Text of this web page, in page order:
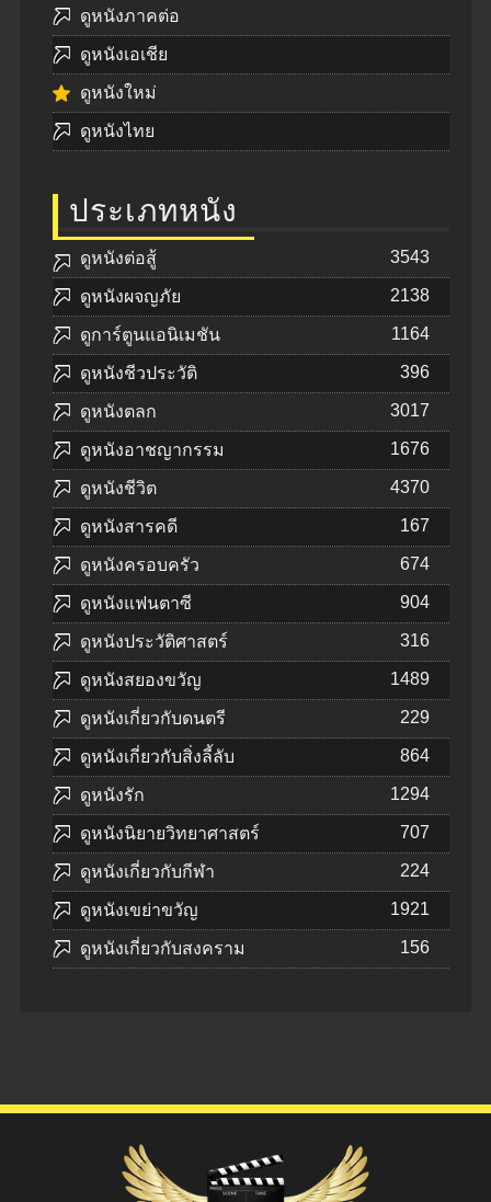
ดูหนังภาคต่อ
ดูหนังเอเชีย
ดูหนังใหม่
ดูหนังไทย
ประเภทหนัง
ดูหนังต่อสู้ 3543
ดูหนังผจญภัย 2138
ดูการ์ตูนแอนิเมชัน 1164
ดูหนังชีวประวัติ 396
ดูหนังตลก 3017
ดูหนังอาชญากรรม 1676
ดูหนังชีวิต 4370
ดูหนังสารคดี 167
ดูหนังครอบครัว 674
ดูหนังแฟนตาซี 904
ดูหนังประวัติศาสตร์ 316
ดูหนังสยองขวัญ 1489
ดูหนังเกี่ยวกับดนตรี 229
ดูหนังเกี่ยวกับสิ่งลี้ลับ 864
ดูหนังรัก 1294
ดูหนังนิยายวิทยาศาสตร์ 707
ดูหนังเกี่ยวกับกีฬา 224
ดูหนังเขย่าขวัญ 1921
ดูหนังเกี่ยวกับสงคราม 156